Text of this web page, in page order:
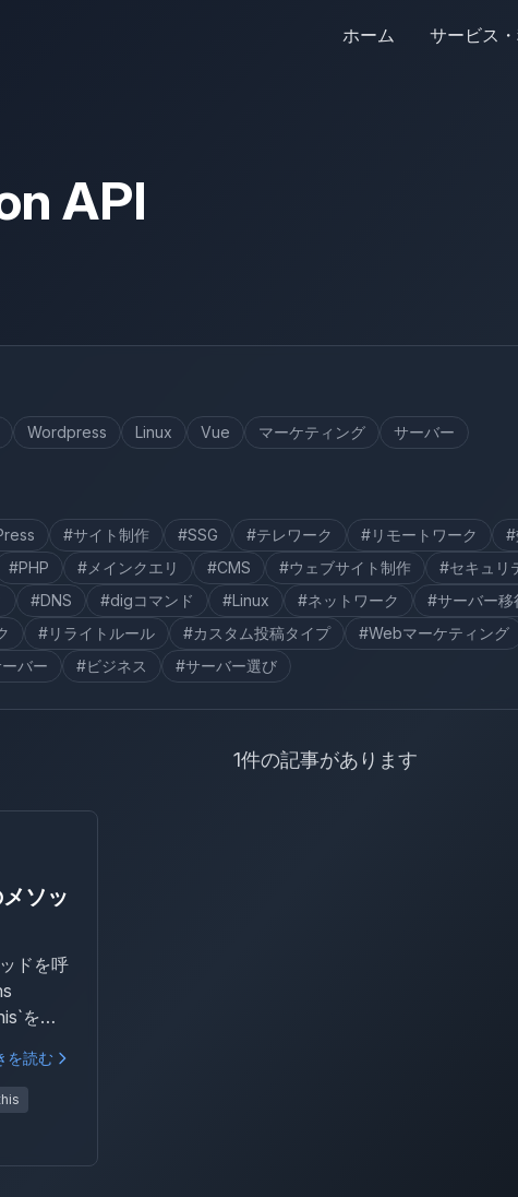
ホーム
サービス
API
Wordpress Linux Vue マーケティング サーバー
#サイト制作 #SSG #テレワーク #リモートワーク #
#PHP #メインクエリ #CMS #ウェブサイト制作 #セキュリ
#DNS #digコマンド #Linux #ネットワーク #サーバー移
#リライトルール #カスタム投稿タイプ #Webマーケティング
バー #ビジネス #サーバー選び
1件の記事があります
ソッ
ドを呼
を使
もに紹
を読む